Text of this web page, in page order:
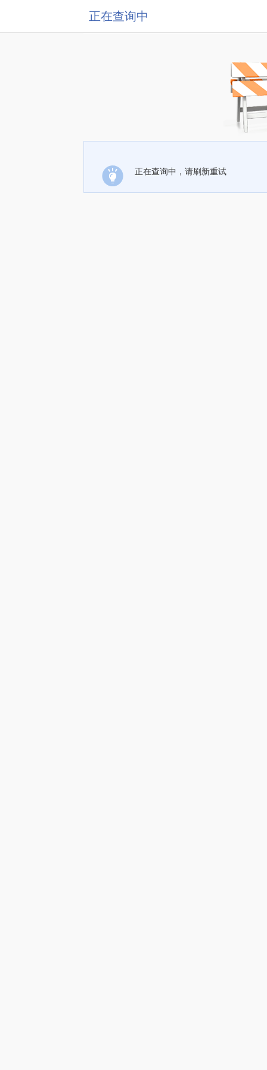
正在查询中
正在查询中，请刷新重试